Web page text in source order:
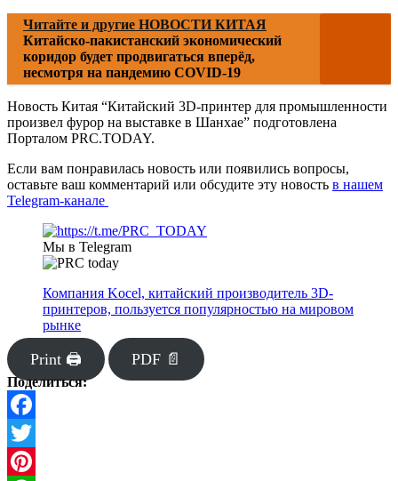
Читайте и другие НОВОСТИ КИТАЯ
Китайско-пакистанский экономический
коридор будет продвигаться вперёд,
несмотря на пандемию COVID-19
Новость Китая “Китайский 3D-принтер для промышленности
произвел фурор на выставке в Шанхае” подготовлена
Порталом PRC.TODAY.
Если вам понравилась новость или появились вопросы,
оставьте ваш комментарий или обсудите эту новость в нашем
Telegram-канале
Мы в Telegram
Компания Kocel, китайский производитель 3D-
принтеров, пользуется популярностью на мировом
рынке
Print 🖨 PDF 📄
Поделиться:
Facebook
Twitter